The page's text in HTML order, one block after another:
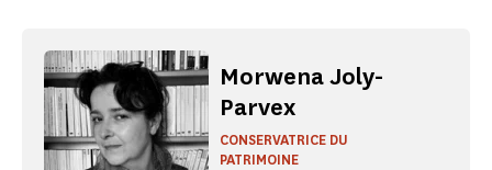
Morwena Joly-
Parvex
CONSERVATRICE DU
PATRIMOINE